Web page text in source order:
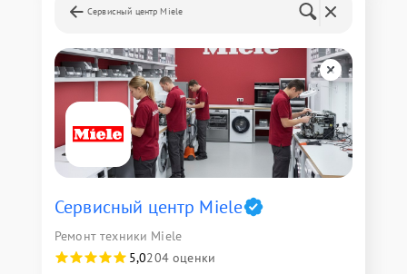
Сервисный центр Miele
Сервисный центр Miele
Ремонт техники Miele
5,0204 оценки